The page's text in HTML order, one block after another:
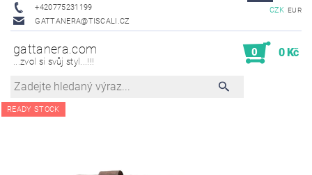
+420775231199
GATTANERA@TISCALI.CZ
CZK EUR
gattanera.com
...zvol si svůj styl...!!!
0 0 Kč
READY STOCK